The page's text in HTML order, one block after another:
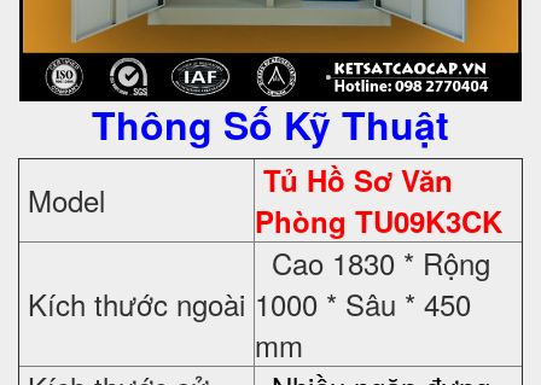
Thông Số Kỹ Thuật
Model
Tủ Hồ Sơ Văn
Phòng TU09K3CK
Kích thước ngoài
Cao 1830 * Rộng
1000 * Sâu * 450
mm